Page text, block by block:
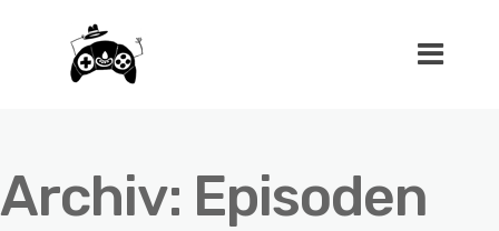
Archiv: Episoden